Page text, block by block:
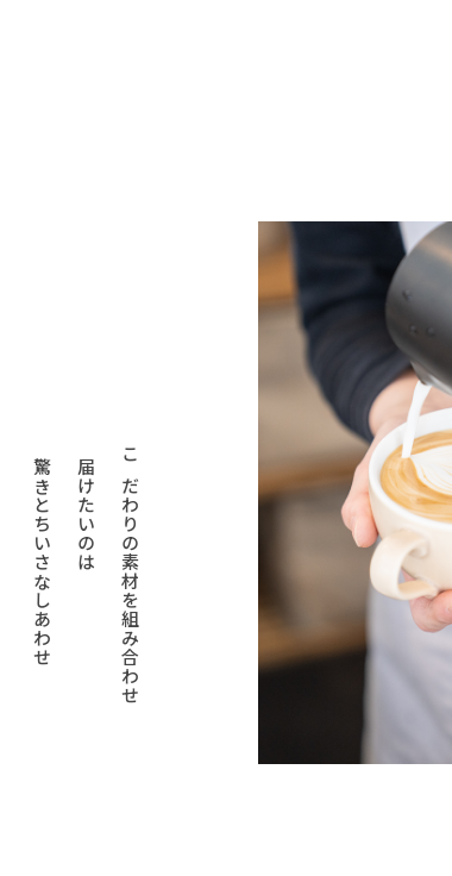
こだわりの素材を組み合わせ
届けたいのは
驚きとちいさなしあわせ